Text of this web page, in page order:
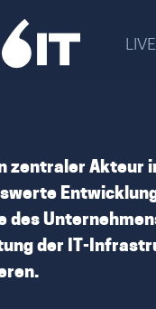
zentraler
der IT-